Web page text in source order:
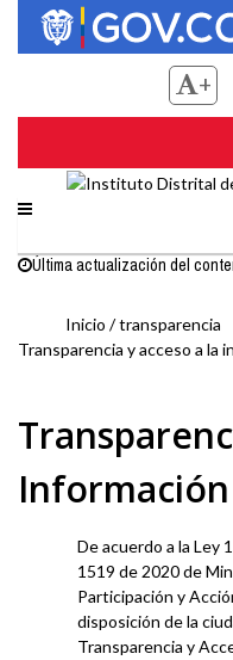
+
Instituto
Última actualización del
enlaces
de
ayuda
Inicio
transparencia
Transparencia y acceso a la
Información
De acuerdo a la Ley
1519 de 2020 de
Participación y
disposición de la
Transparencia y